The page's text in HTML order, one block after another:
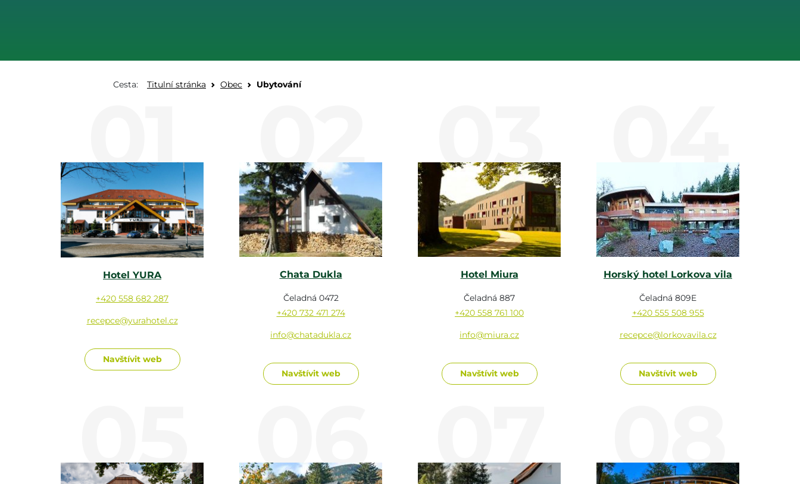
Cesta: Titulní stránka Obec Ubytování
Hotel YURA
+420 558 682 287
recepce@yurahotel.cz
Navštívit web
Chata Dukla
Čeladná 0472
+420 732 471 274
info@chatadukla.cz
Navštívit web
Hotel Miura
Čeladná 887
+420 558 761 100
info@miura.cz
Navštívit web
Horský hotel Lorkova vila
Čeladná 809E
+420 555 508 955
recepce@lorkovavila.cz
Navštívit web